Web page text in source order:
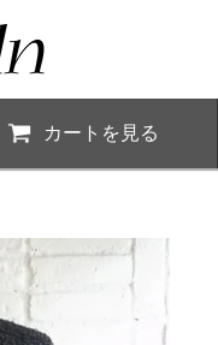
カートを見る